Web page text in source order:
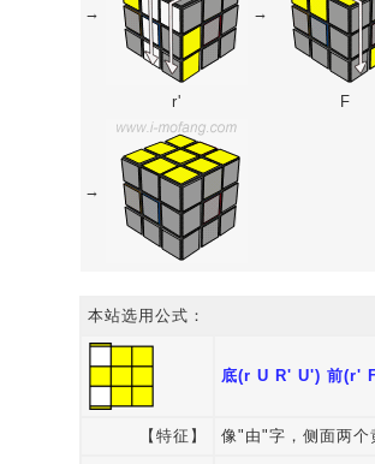
→ →
r' F
→
本站选用公式：
底(r U R' U') 前(r'
【特征】 像"由"字，侧面两个